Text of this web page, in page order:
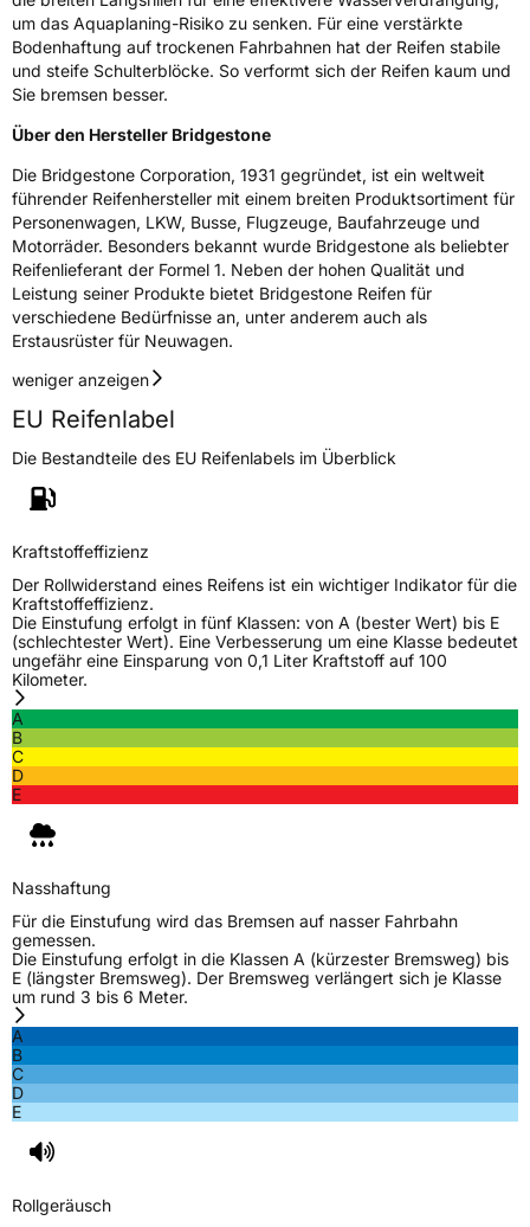
Rollgeräusch (dB)71
FahrzeugklasseC1
EisgripNein
EPREL ID635296
Allgemeine Produktsicherheit (GPSR)
HerstellerkontaktBRIDGESTONE EU NV/SA, Via del Fosso del
Salceto 13/15 00128 Rome Italien,
market.surveillance@bridgestone.eu
um das Aquaplaning-Risiko zu senken. Für eine verstärkte
Bodenhaftung auf trockenen Fahrbahnen hat der Reifen stabile
und steife Schulterblöcke. So verformt sich der Reifen kaum und
Sie bremsen besser.
Über den Hersteller Bridgestone
Die Bridgestone Corporation, 1931 gegründet, ist ein weltweit
führender Reifenhersteller mit einem breiten Produktsortiment für
Personenwagen, LKW, Busse, Flugzeuge, Baufahrzeuge und
Motorräder. Besonders bekannt wurde Bridgestone als beliebter
Reifenlieferant der Formel 1. Neben der hohen Qualität und
Leistung seiner Produkte bietet Bridgestone Reifen für
verschiedene Bedürfnisse an, unter anderem auch als
Erstausrüster für Neuwagen.
weniger anzeigen
EU Reifenlabel
Die Bestandteile des EU Reifenlabels im Überblick
Kraftstoffeffizienz
Der Rollwiderstand eines Reifens ist ein wichtiger Indikator für die
Kraftstoffeffizienz.
Die Einstufung erfolgt in fünf Klassen: von A (bester Wert) bis E
(schlechtester Wert). Eine Verbesserung um eine Klasse bedeutet
ungefähr eine Einsparung von 0,1 Liter Kraftstoff auf 100
Kilometer.
A
B
C
D
E
Nasshaftung
Für die Einstufung wird das Bremsen auf nasser Fahrbahn
gemessen.
Die Einstufung erfolgt in die Klassen A (kürzester Bremsweg) bis
E (längster Bremsweg). Der Bremsweg verlängert sich je Klasse
um rund 3 bis 6 Meter.
A
B
C
D
E
Rollgeräusch